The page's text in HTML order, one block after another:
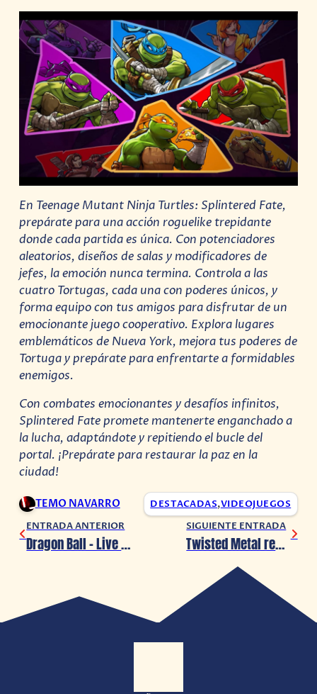
En Teenage Mutant Ninja Turtles: Splintered Fate,
prepárate para una acción roguelike trepidante
donde cada partida es única. Con potenciadores
aleatorios, diseños de salas y modificadores de
jefes, la emoción nunca termina. Controla a las
cuatro Tortugas, cada una con poderes únicos, y
forma equipo con tus amigos para disfrutar de un
emocionante juego cooperativo. Explora lugares
emblemáticos de Nueva York, mejora tus poderes de
Tortuga y prepárate para enfrentarte a formidables
enemigos.
Con combates emocionantes y desafíos infinitos,
Splintered Fate promete mantenerte enganchado a
la lucha, adaptándote y repitiendo el bucle del
portal. ¡Prepárate para restaurar la paz en la
ciudad!
TEMO NAVARRO DESTACADAS,VIDEOJUEGOS
ENTRADA ANTERIOR
Dragon Ball – Live Symphonic un nuevo concierto para los fans
SIGUIENTE ENTRADA
Twisted Metal regresa con más caos y adrenalina en su 2da temporada